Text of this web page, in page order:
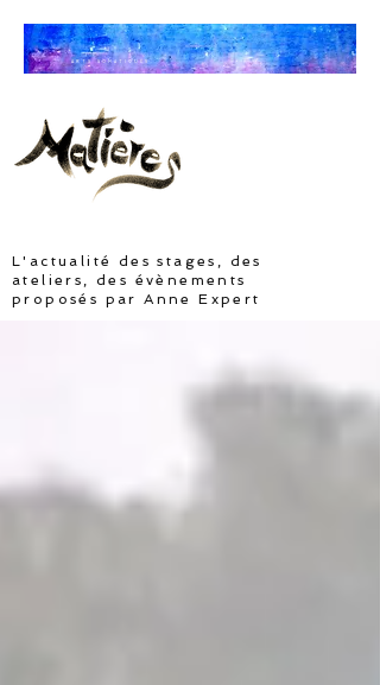
ARTS SOMATIQUES
L'actualité des stages, des
ateliers, des évènements
proposés par Anne Expert